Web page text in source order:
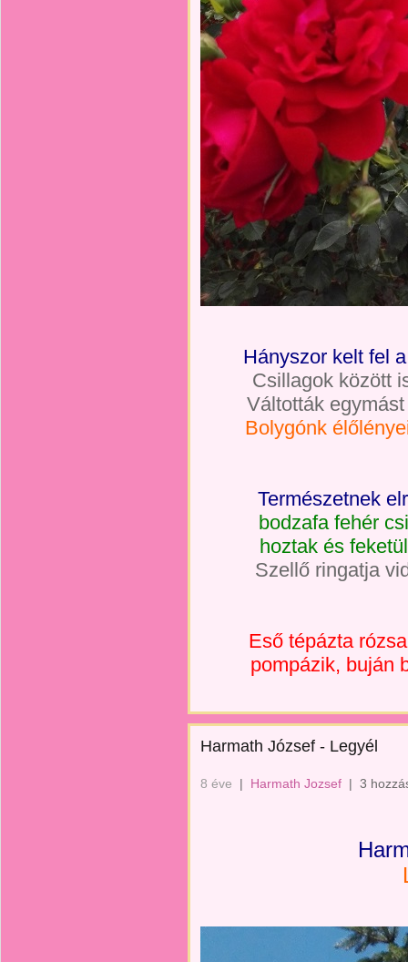
Hányszor kelt fel
Csillagok között
Váltották
Bolygónk
Természetnek
bodzafa fehér
hoztak és
Szellő ringatja
Eső tépázta
pompázik, buján
Harmath József - Legyél
8 éve | Harmath Jozsef | 3